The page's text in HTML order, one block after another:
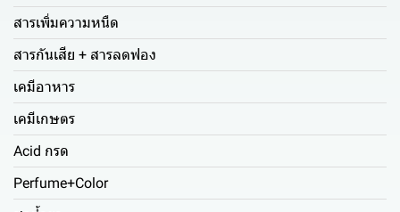
สารเพิ่มความหนืด
สารกันเสีย + สารลดฟอง
เคมีอาหาร
เคมีเกษตร
Acid กรด
Perfume+Color